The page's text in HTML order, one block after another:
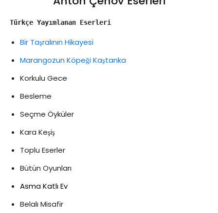
Türkçe Yayımlanan Eserleri
Bir Taşralının Hikayesi
Marangozun Köpeği Kaştanka
Korkulu Gece
Besleme
Seçme Öyküler
Kara Keşiş
Toplu Eserler
Bütün Oyunları
Asma Katlı Ev
Belalı Misafir